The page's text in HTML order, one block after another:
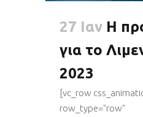
27 Ιαν Η
για το
2023
[vc_row
row_type="row"